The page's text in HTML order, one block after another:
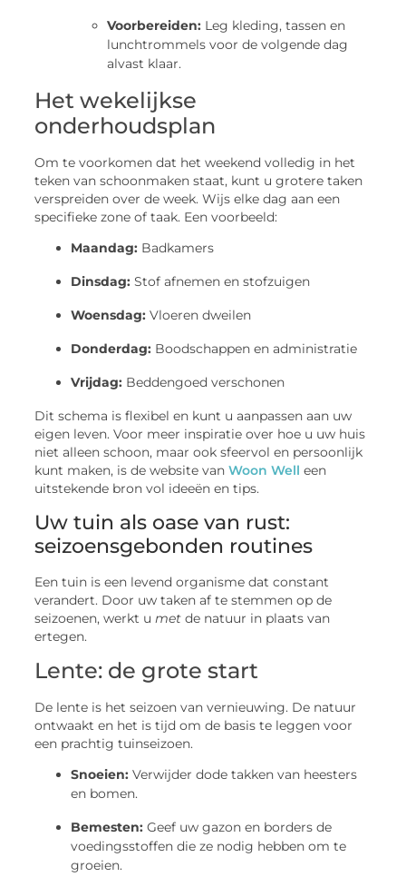
Voorbereiden: Leg kleding, tassen en
lunchtrommels voor de volgende dag
alvast klaar.
Het wekelijkse
onderhoudsplan
Om te voorkomen dat het weekend volledig in het
teken van schoonmaken staat, kunt u grotere taken
verspreiden over de week. Wijs elke dag aan een
specifieke zone of taak. Een voorbeeld:
Maandag: Badkamers
Dinsdag: Stof afnemen en stofzuigen
Woensdag: Vloeren dweilen
Donderdag: Boodschappen en administratie
Vrijdag: Beddengoed verschonen
Dit schema is flexibel en kunt u aanpassen aan uw
eigen leven. Voor meer inspiratie over hoe u uw huis
niet alleen schoon, maar ook sfeervol en persoonlijk
kunt maken, is de website vanWoon Well een
uitstekende bron vol ideeën en tips.
Uw tuin als oase van rust:
seizoensgebonden routines
Een tuin is een levend organisme dat constant
verandert. Door uw taken af te stemmen op de
seizoenen, werkt u met de natuur in plaats van
ertegen.
Lente: de grote start
De lente is het seizoen van vernieuwing. De natuur
ontwaakt en het is tijd om de basis te leggen voor
een prachtig tuinseizoen.
Snoeien: Verwijder dode takken van heesters
en bomen.
Bemesten: Geef uw gazon en borders de
voedingsstoffen die ze nodig hebben om te
groeien.